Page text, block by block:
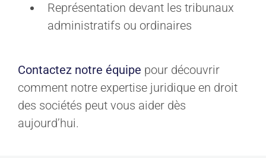
Représentation devant les tribunaux
administratifs ou ordinaires
Contactez notre équipe pour découvrir
comment notre expertise juridique en droit
des sociétés peut vous aider dès
aujourd’hui.